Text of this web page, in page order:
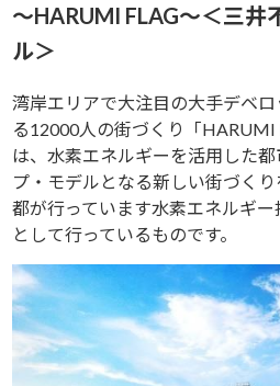
～HARUMI FLAG～＜三井
ル＞
湾岸エリアで大注目の大手デベ
る12000人の街づくり「HARUMI
は、水素エネルギーを活用した
プ・モデルとなる新しい街づく
都が行っています水素エネルギ
として行っているものです。